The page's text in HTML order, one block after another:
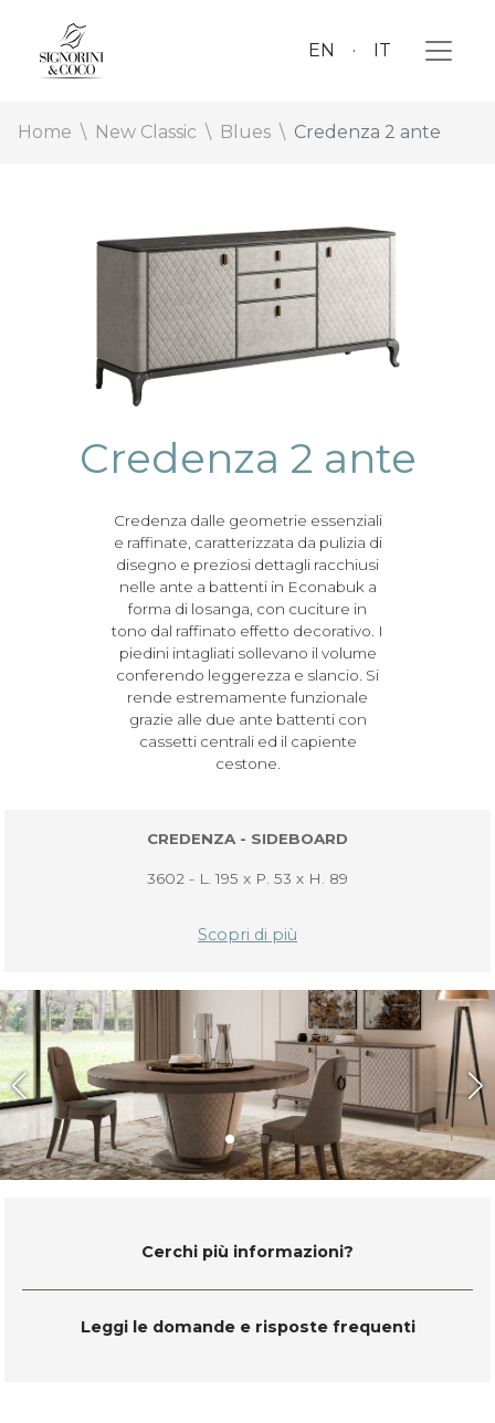
EN IT
Home New Classic Blues Credenza 2 ante
Credenza 2 ante
Credenza dalle geometrie essenziali
e raffinate, caratterizzata da pulizia di
disegno e preziosi dettagli racchiusi
nelle ante a battenti in Econabuk a
forma di losanga, con cuciture in
tono dal raffinato effetto decorativo. I
piedini intagliati sollevano il volume
conferendo leggerezza e slancio. Si
rende estremamente funzionale
grazie alle due ante battenti con
cassetti centrali ed il capiente
cestone.
CREDENZA - SIDEBOARD
3602 - L. 195 x P. 53 x H. 89
Scopri di più
Cerchi più informazioni?
Leggi le domande e risposte frequenti